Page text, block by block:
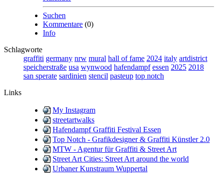
Suchen
Kommentare (0)
Info
Schlagworte
graffiti germany nrw mural hall of fame 2024 italy artdistrict
speicherstraße usa wynwood hafendampf essen 2025 2018
san sperate sardinien stencil pasteup top notch
Links
My Instagram
streetartwalks
Hafendampf Graffiti Festival Essen
Top Notch - Grafikdesigner & Graffiti Künstler 2.0
MTW - Agentur für Graffiti & Street Art
Street Art Cities: Street Art around the world
Urbaner Kunstraum Wuppertal